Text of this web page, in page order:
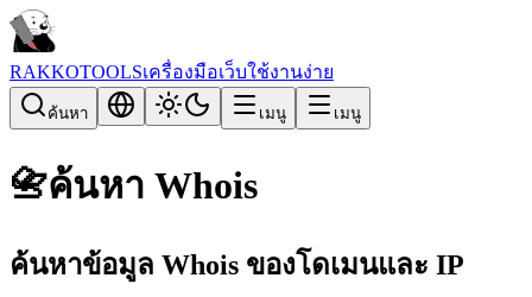
RAKKOTOOLSเครื่องมือเว็บใช้งานง่าย
ค้นหา เมนู เมนู
📇ค้นหา Whois
ค้นหาข้อมูล Whois ของโดเมนและ IP